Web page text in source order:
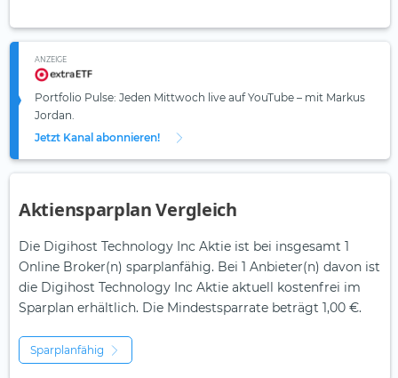
ANZEIGE
Portfolio Pulse: Jeden Mittwoch live auf YouTube – mit Markus
Jordan.
Jetzt Kanal abonnieren!
Aktiensparplan Vergleich
Die Digihost Technology Inc Aktie ist bei insgesamt 1
Online Broker(n) sparplanfähig. Bei 1 Anbieter(n) davon ist
die Digihost Technology Inc Aktie aktuell kostenfrei im
Sparplan erhältlich. Die Mindestsparrate beträgt 1,00 €.
Sparplanfähig